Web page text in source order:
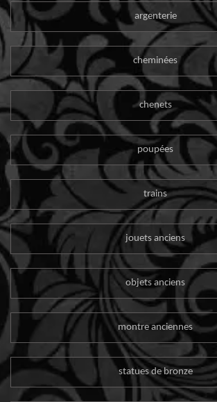
argenterie
cheminées
chenets
poupées
trains
jouets anciens
objets anciens
montre anciennes
statues de bronze